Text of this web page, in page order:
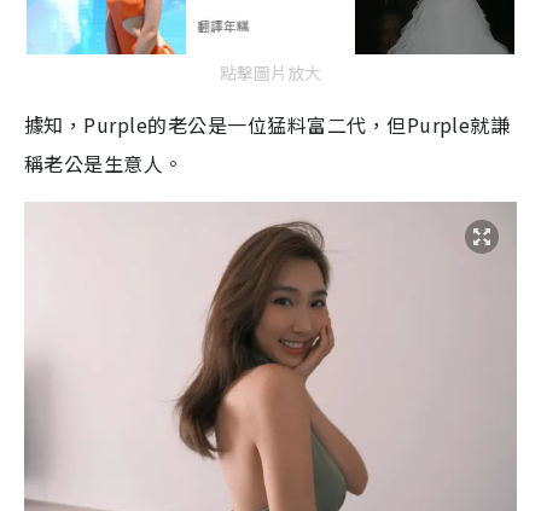
點擊圖片放大
據知，Purple的老公是一位猛料富二代，但Purple就謙
稱老公是生意人。